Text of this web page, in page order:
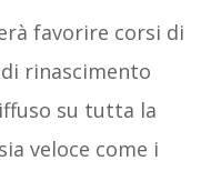
favorire corsi di
rinascimento
su tutta la
veloce come i